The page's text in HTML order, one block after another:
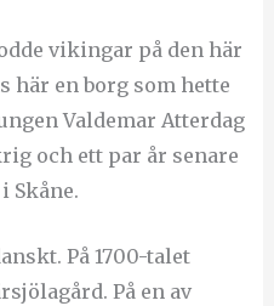
vikingar på den här
här en borg som hette
Valdemar Atterdag
och ett par år senare
Skåne.
På 1700-talet
På en av